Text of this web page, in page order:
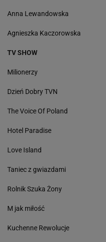
Anna Lewandowska
Agnieszka Kaczorowska
TV SHOW
Milionerzy
Dzień Dobry TVN
The Voice Of Poland
Hotel Paradise
Love Island
Taniec z gwiazdami
Rolnik Szuka Żony
M jak miłość
Kuchenne Rewolucje